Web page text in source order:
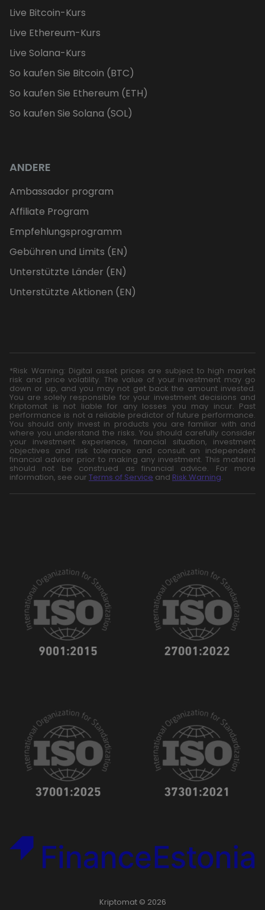
Live Bitcoin-Kurs
Live Ethereum-Kurs
Live Solana-Kurs
So kaufen Sie Bitcoin (BTC)
So kaufen Sie Ethereum (ETH)
So kaufen Sie Solana (SOL)
ANDERE
Ambassador program
Affiliate Program
Empfehlungsprogramm
Gebühren und Limits (EN)
Unterstützte Länder (EN)
Unterstützte Aktionen (EN)
*Risk Warning: Digital asset prices are subject to high market
risk and price volatility. The value of your investment may go
down or up, and you may not get back the amount invested.
You are solely responsible for your investment decisions and
Kriptomat is not liable for any losses you may incur. Past
performance is not a reliable predictor of future performance.
You should only invest in products you are familiar with and
where you understand the risks. You should carefully consider
your investment experience, financial situation, investment
objectives and risk tolerance and consult an independent
financial adviser prior to making any investment. This material
should not be construed as financial advice. For more
information, see our Terms of Service and Risk Warning.
Kriptomat © 2026